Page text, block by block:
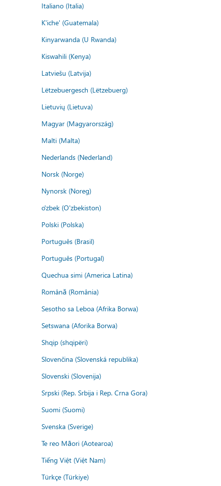
Italiano (Italia)
K'iche' (Guatemala)
Kinyarwanda (U Rwanda)
Kiswahili (Kenya)
Latviešu (Latvija)
Lëtzebuergesch (Lëtzebuerg)
Lietuvių (Lietuva)
Magyar (Magyarország)
Malti (Malta)
Nederlands (Nederland)
Norsk (Norge)
Nynorsk (Noreg)
o'zbek (O'zbekiston)
Polski (Polska)
Português (Brasil)
Português (Portugal)
Quechua simi (America Latina)
Română (România)
Sesotho sa Leboa (Afrika Borwa)
Setswana (Aforika Borwa)
Shqip (shqipëri)
Slovenčina (Slovenská republika)
Slovenski (Slovenija)
Srpski (Rep. Srbija i Rep. Crna Gora)
Suomi (Suomi)
Svenska (Sverige)
Te reo Māori (Aotearoa)
Tiếng Việt (Việt Nam)
Türkçe (Türkiye)